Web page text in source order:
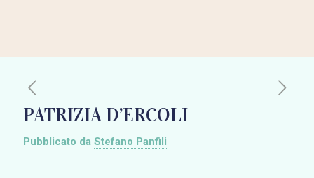
PATRIZIA D’ERCOLI
Pubblicato da Stefano Panfili